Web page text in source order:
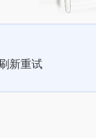
新重试